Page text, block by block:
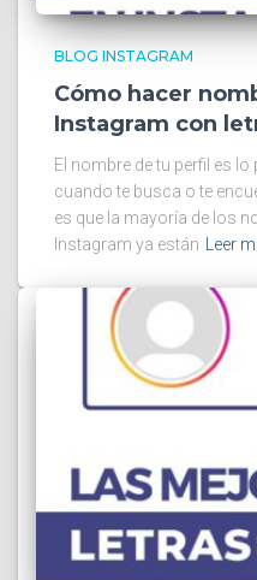
BLOG INSTAGRAM
Cómo hacer
Instagram con
El nombre de tu perfil es
cuando te busca o te
es que la mayoría de los
Instagram ya están
Leer